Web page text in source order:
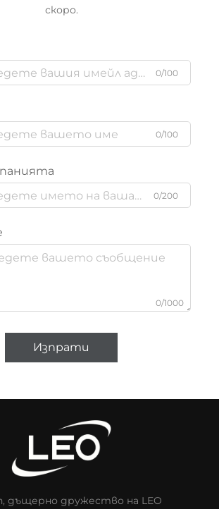
скоро.
0/100
0/100
0/200
0/1000
Изпрати
дъщерно дружество на LEO